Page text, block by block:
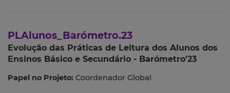
PLAlunos_Barómetro.23
Evolução das Práticas de Leitura dos Alunos dos
Ensinos Básico e Secundário - Barómetro'23
Papel no Projeto: Coordenador Global